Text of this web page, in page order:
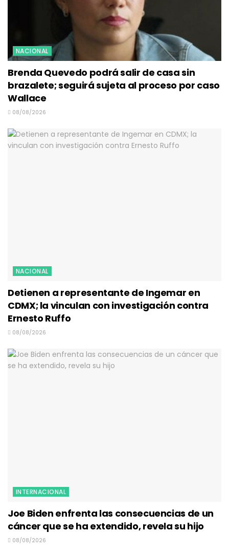
NACIONAL
Brenda Quevedo podrá salir de casa sin
brazalete; seguirá sujeta al proceso por caso
Wallace
08/08/2026
NACIONAL
Detienen a representante de Ingemar en
CDMX; la vinculan con investigación contra
Ernesto Ruffo
08/08/2026
INTERNACIONAL
Joe Biden enfrenta las consecuencias de un
cáncer que se ha extendido, revela su hijo
08/08/2026